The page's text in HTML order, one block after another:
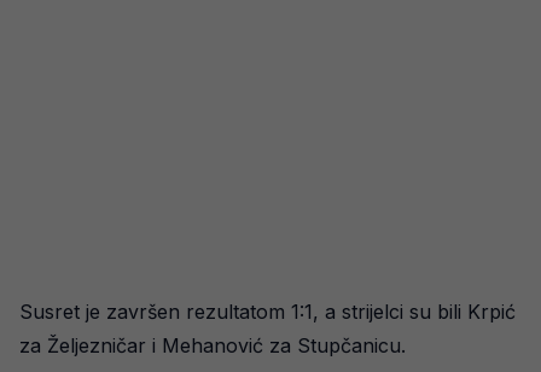
Susret je završen rezultatom 1:1, a strijelci su bili Krpić
za Željezničar i Mehanović za Stupčanicu.